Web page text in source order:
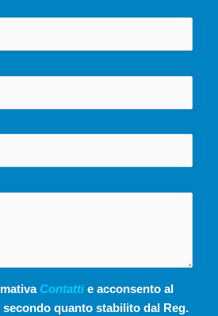
Contattie acconsento al
quanto stabilito dal Reg.